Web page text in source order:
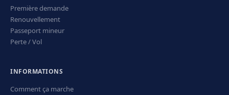
Première demande
Renouvellement
Passeport mineur
Perte / Vol
INFORMATIONS
Comment ça marche